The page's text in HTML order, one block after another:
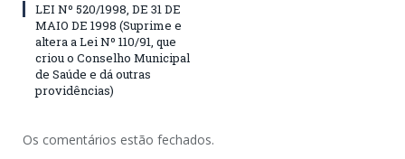
LEI Nº 520/1998, DE 31 DE
MAIO DE 1998 (Suprime e
altera a Lei Nº 110/91, que
criou o Conselho Municipal
de Saúde e dá outras
providências)
Os comentários estão fechados.